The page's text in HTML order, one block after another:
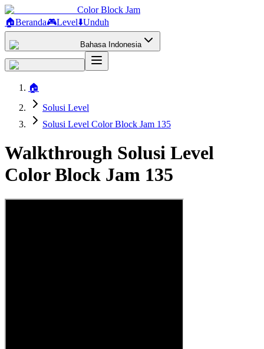
Color Block Jam
🏠Beranda🎮Level⬇️Unduh
Bahasa Indonesia
🏠
Solusi Level
Solusi Level Color Block Jam 135
Walkthrough Solusi Level
Color Block Jam 135